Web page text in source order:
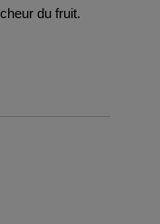
du fruit.